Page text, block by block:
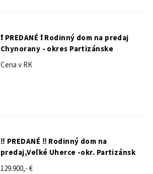
❗️ PREDANÉ ❗️ Rodinný dom na predaj
Chynorany - okres Partizánske
Cena v RK
‼️ PREDANÉ ‼️ Rodinný dom na
predaj,Veľké Uherce -okr. Partizánsk
129.900,- €